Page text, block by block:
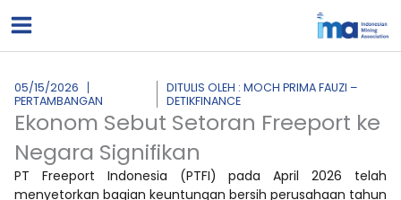
ke
05/15/2026
PERTAMBANGAN
DITULIS OLEH : MOCH PRIMA FAUZI –
DETIKFINANCE
Ekonom Sebut Setoran Freeport ke
Negara Signifikan
PT Freeport Indonesia (PTFI) pada April 2026 telah
menyetorkan bagian keuntungan bersih perusahaan tahun